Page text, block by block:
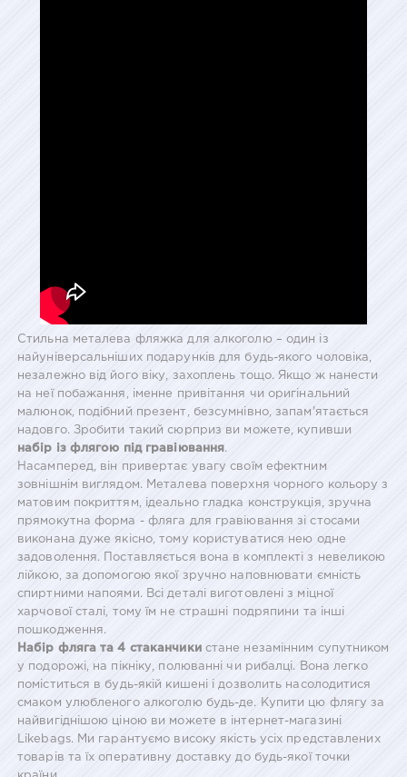
Стильна металева фляжка для алкоголю – один із
найуніверсальніших подарунків для будь-якого чоловіка,
незалежно від його віку, захоплень тощо. Якщо ж нанести
на неї побажання, іменне привітання чи оригінальний
малюнок, подібний презент, безсумнівно, запам'ятається
надовго. Зробити такий сюрприз ви можете, купивши
набір із флягою під гравіювання.
Насамперед, він привертає увагу своїм ефектним
зовнішнім виглядом. Металева поверхня чорного кольору з
матовим покриттям, ідеально гладка конструкція, зручна
прямокутна форма - фляга для гравіювання зі стосами
виконана дуже якісно, тому користуватися нею одне
задоволення. Поставляється вона в комплекті з невеликою
лійкою, за допомогою якої зручно наповнювати ємність
спиртними напоями. Всі деталі виготовлені з міцної
харчової сталі, тому їм не страшні подряпини та інші
пошкодження.
Набір фляга та 4 стаканчикистане незамінним супутником
у подорожі, на пікніку, полюванні чи рибалці. Вона легко
поміститься в будь-якій кишені і дозволить насолодитися
смаком улюбленого алкоголю будь-де. Купити цю флягу за
найвигіднішою ціною ви можете в інтернет-магазині
Likebags. Ми гарантуємо високу якість усіх представлених
товарів та їх оперативну доставку до будь-якої точки